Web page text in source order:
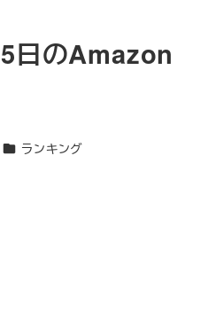
日のAmazon
カテゴリー
ランキング